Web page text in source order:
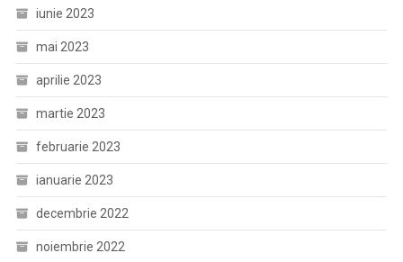
iunie 2023
mai 2023
aprilie 2023
martie 2023
februarie 2023
ianuarie 2023
decembrie 2022
noiembrie 2022